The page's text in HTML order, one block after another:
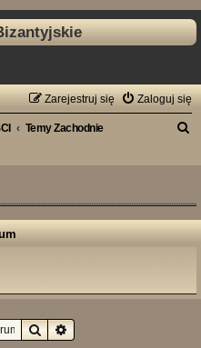
Zaloguj się
Zarejestruj się
Temy Zachodnie
a
SzukajWyszukiwanie